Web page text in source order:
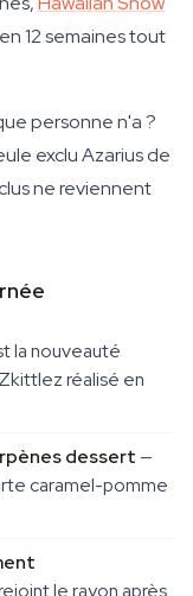
12 semaines tout
personne n'a ?
exclu Azarius de
ne reviennent
la nouveauté
réalisé en
dessert —
caramel-pomme
le rayon après